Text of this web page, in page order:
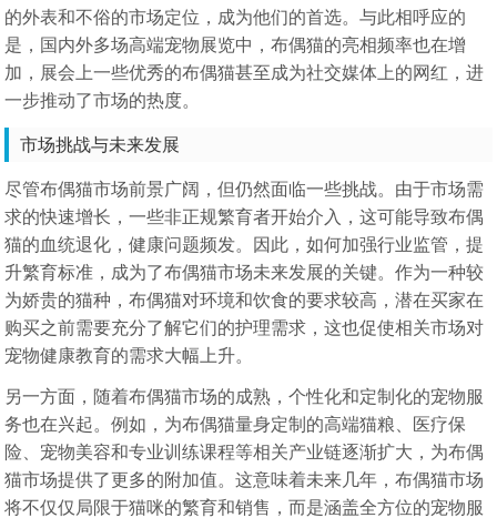
的外表和不俗的市场定位，成为他们的首选。与此相呼应的
是，国内外多场高端宠物展览中，布偶猫的亮相频率也在增
加，展会上一些优秀的布偶猫甚至成为社交媒体上的网红，进
一步推动了市场的热度。
市场挑战与未来发展
尽管布偶猫市场前景广阔，但仍然面临一些挑战。由于市场需
求的快速增长，一些非正规繁育者开始介入，这可能导致布偶
猫的血统退化，健康问题频发。因此，如何加强行业监管，提
升繁育标准，成为了布偶猫市场未来发展的关键。作为一种较
为娇贵的猫种，布偶猫对环境和饮食的要求较高，潜在买家在
购买之前需要充分了解它们的护理需求，这也促使相关市场对
宠物健康教育的需求大幅上升。
另一方面，随着布偶猫市场的成熟，个性化和定制化的宠物服
务也在兴起。例如，为布偶猫量身定制的高端猫粮、医疗保
险、宠物美容和专业训练课程等相关产业链逐渐扩大，为布偶
猫市场提供了更多的附加值。这意味着未来几年，布偶猫市场
将不仅仅局限于猫咪的繁育和销售，而是涵盖全方位的宠物服